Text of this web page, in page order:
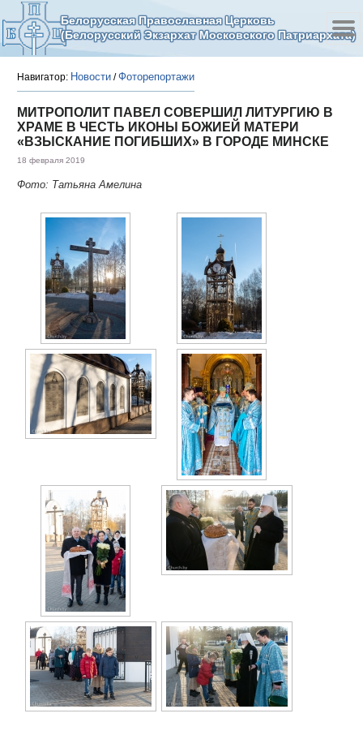
Белорусская Православная Церковь
(Белорусский Экзархат Московского Патриархата)
Навигатор: Новости /Фоторепортажи
МИТРОПОЛИТ ПАВЕЛ СОВЕРШИЛ ЛИТУРГИЮ В
ХРАМЕ В ЧЕСТЬ ИКОНЫ БОЖИЕЙ МАТЕРИ
«ВЗЫСКАНИЕ ПОГИБШИХ» В ГОРОДЕ МИНСКЕ
18 февраля 2019
Фото: Татьяна Амелина